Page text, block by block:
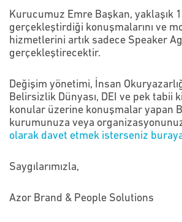
Kurucumuz Emre Başkan, yaklaşık
gerçekleştirdiği konuşmalarını ve
hizmetlerini artık sadece Speaker
gerçekleştirecektir.
Değişim yönetimi, İnsan
Belirsizlik Dünyası, DEI ve pek tabii
konular üzerine konuşmalar yapan
kurumunuza veya
olarak davet etmek isterseniz
Saygılarımızla,
Azor Brand & People Solutions